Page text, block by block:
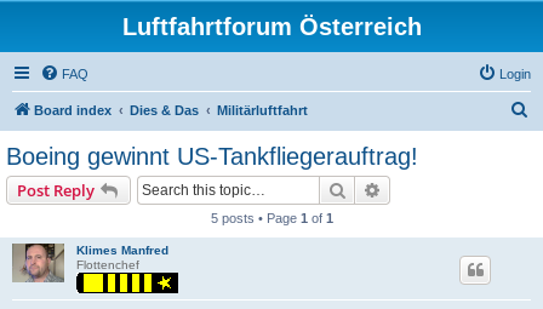
Luftfahrtforum Österreich
FAQ Login
Board index Dies & Das Militärluftfahrt
Boeing gewinnt US-Tankfliegerauftrag!
Post Reply Search
5 posts • Page 1 of 1
Klimes Manfred
Flottenchef